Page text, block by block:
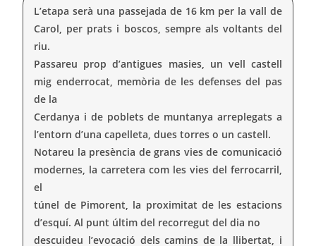
L’etapa serà una passejada de 16 km per la vall de
Carol, per prats i boscos, sempre als voltants del
riu.
Passareu prop d’antigues masies, un vell castell
mig enderrocat, memòria de les defenses del pas
de la
Cerdanya i de poblets de muntanya arreplegats a
l’entorn d’una capelleta, dues torres o un castell.
Notareu la presència de grans vies de comunicació
modernes, la carretera com les vies del ferrocarril,
el
túnel de Pimorent, la proximitat de les estacions
d’esquí. Al punt últim del recorregut del dia no
descuideu l’evocació dels camins de la llibertat, i